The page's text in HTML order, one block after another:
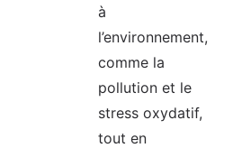
à
l’environnement,
comme la
pollution et le
stress oxydatif,
tout en